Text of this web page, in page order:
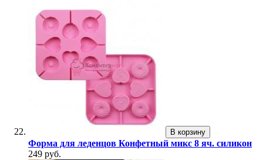
В корзину
Форма для леденцов Конфетный микс 8 яч. силикон
249 руб.